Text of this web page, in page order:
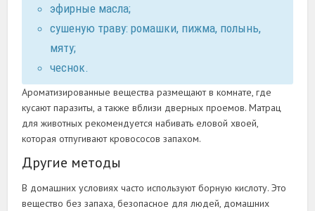
эфирные масла;
сушеную траву: ромашки, пижма, полынь,
мяту;
чеснок.
Ароматизированные вещества размещают в комнате, где
кусают паразиты, а также вблизи дверных проемов. Матрац
для животных рекомендуется набивать еловой хвоей,
которая отпугивают кровососов запахом.
Другие методы
В домашних условиях часто используют борную кислоту. Это
вещество без запаха, безопасное для людей, домашних